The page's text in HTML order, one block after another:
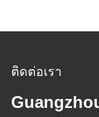
ติดต่อเรา